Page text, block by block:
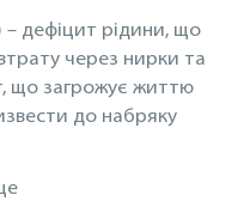
– дефіцит рідини, що
через нирки та
що загрожує життю
до набряку